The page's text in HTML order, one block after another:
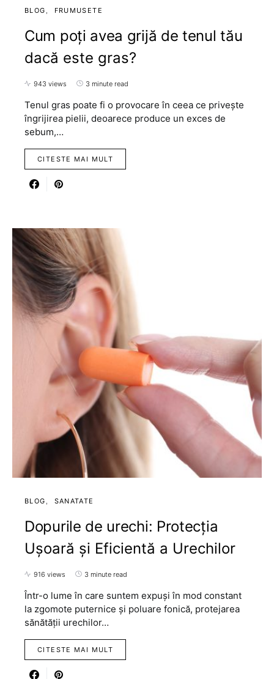
BLOG FRUMUSETE
Cum poți avea grijă de tenul tău
dacă este gras?
943 views 3 minute read
Tenul gras poate fi o provocare în ceea ce privește
îngrijirea pielii, deoarece produce un exces de
sebum,…
CITESTE MAI MULT
BLOG SANATATE
Dopurile de urechi: Protecția
Ușoară și Eficientă a Urechilor
916 views 3 minute read
Într-o lume în care suntem expuși în mod constant
la zgomote puternice și poluare fonică, protejarea
sănătății urechilor…
CITESTE MAI MULT